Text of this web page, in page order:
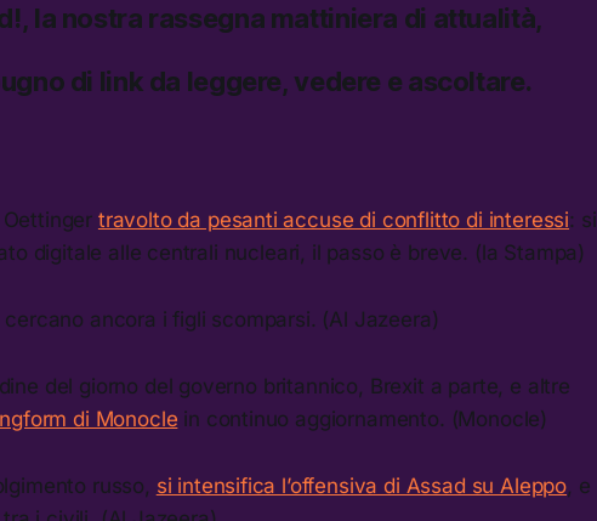
, la nostra rassegna mattiniera di attualità,
di link da leggere, vedere e ascoltare.
travolto da pesanti accuse di conflitto di interessi: si
digitale alle centrali nucleari, il passo è breve. (la Stampa)
cercano ancora i figli scomparsi. (Al Jazeera)
del giorno del governo britannico, Brexit a parte, e altre
di Monocle in continuo aggiornamento. (Monocle)
russo, si intensifica l’offensiva di Assad su Aleppo , e